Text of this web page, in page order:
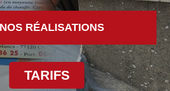
RÉALISATIONS
TARIFS